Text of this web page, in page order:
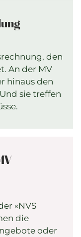
den
An der MV
hinaus den
sie treffen
«NVS
die
oder